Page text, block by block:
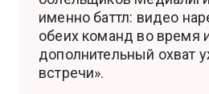
именно баттл: видео
обеих команд во время
дополнительный охват
встречи».